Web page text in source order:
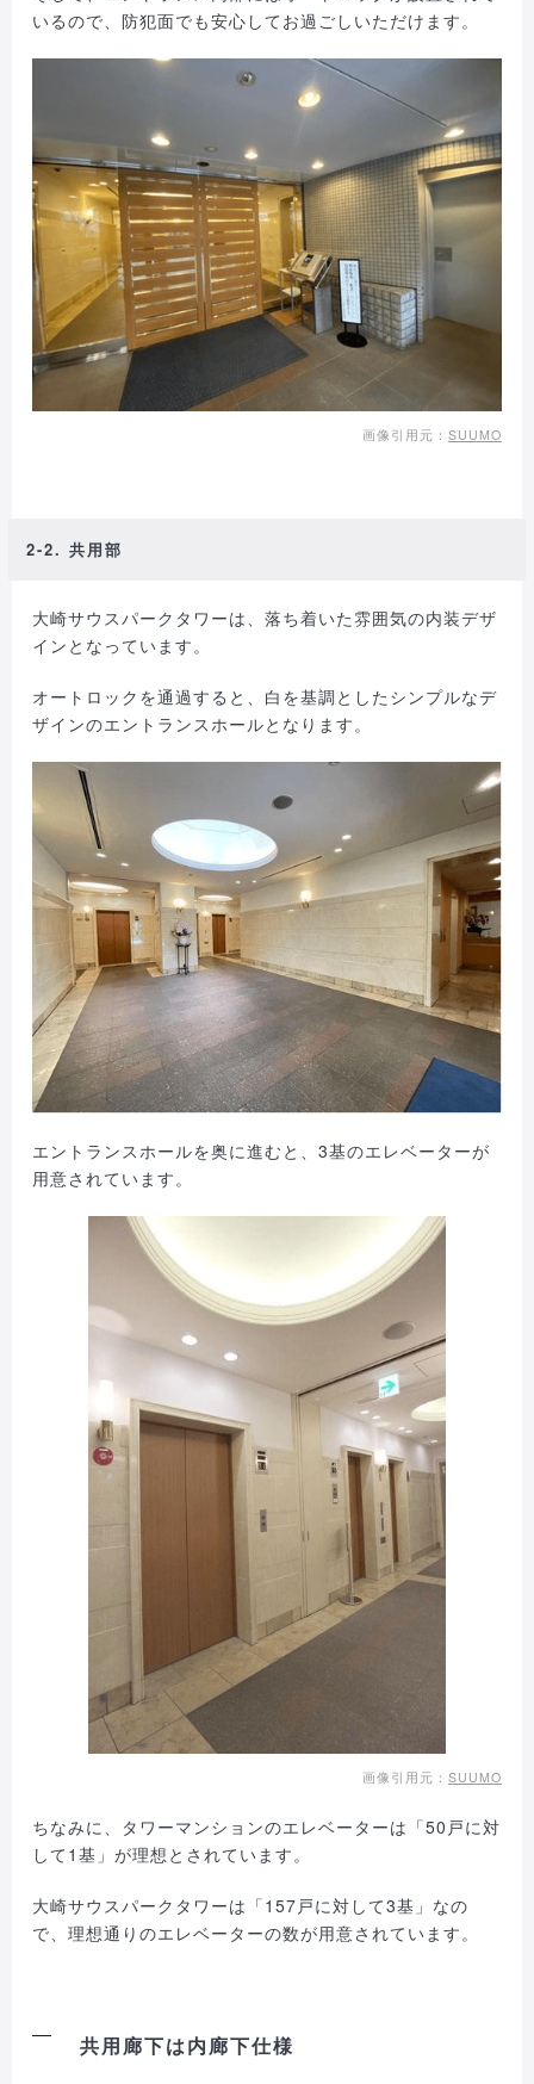
いるので、防犯面でも安心してお過ごしいただけます。
画像引用元： SUUMO
2-2. 共用部
大崎サウスパークタワーは、落ち着いた雰囲気の内装デザ
インとなっています。
オートロックを通過すると、白を基調としたシンプルなデ
ザインのエントランスホールとなります。
エントランスホールを奥に進むと、3基のエレベーターが
用意されています。
画像引用元： SUUMO
ちなみに、タワーマンションのエレベーターは「50戸に対
して1基」が理想とされています。
大崎サウスパークタワーは「157戸に対して3基」なの
で、理想通りのエレベーターの数が用意されています。
共用廊下は内廊下仕様